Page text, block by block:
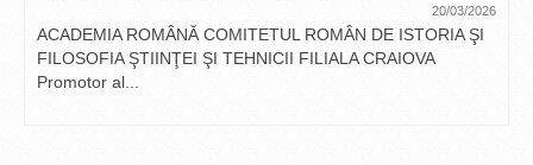
20/03/2026
ACADEMIA ROMÂNĂ COMITETUL ROMÂN DE ISTORIA ŞI
FILOSOFIA ŞTIINŢEI ŞI TEHNICII FILIALA CRAIOVA
Promotor al...